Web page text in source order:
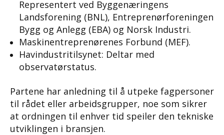
Representert ved Byggenæringens
Landsforening (BNL), Entreprenørforeningen
Bygg og Anlegg (EBA) og Norsk Industri.
Maskinentreprenørenes Forbund (MEF).
Havindustritilsynet: Deltar med
observatørstatus.
Partene har anledning til å utpeke fagpersoner
til rådet eller arbeidsgrupper, noe som sikrer
at ordningen til enhver tid speiler den tekniske
utviklingen i bransjen.